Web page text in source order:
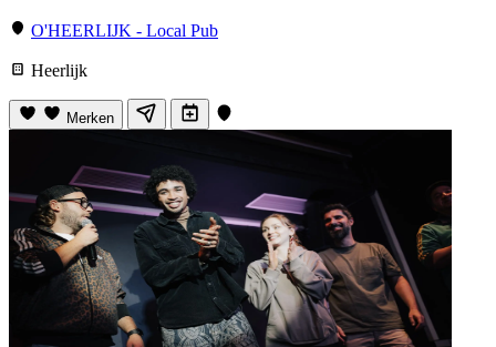
O'HEERLIJK - Local Pub
Heerlijk
Merken